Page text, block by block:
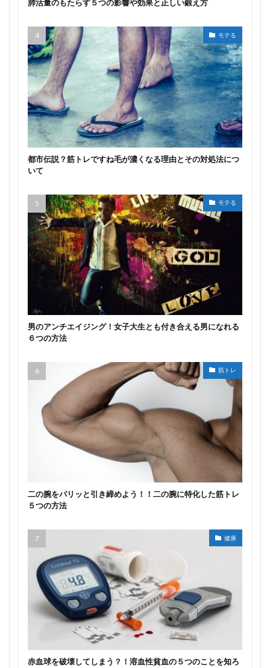
肺活量のもたらす５つの影響や効果と正しい鍛え方
モテる
都市伝説？筋トレですね毛が濃くなる理由とその対処法につ
いて
モテる
男のアンチエイジング！女子大生とも付き合える男になれる
６つの方法
筋トレ
二の腕をパリッと引き締めよう！！二の腕に特化した筋トレ
５つの方法
健康
赤血球を破壊してしまう？！溶血性貧血の５つのことを知ろ